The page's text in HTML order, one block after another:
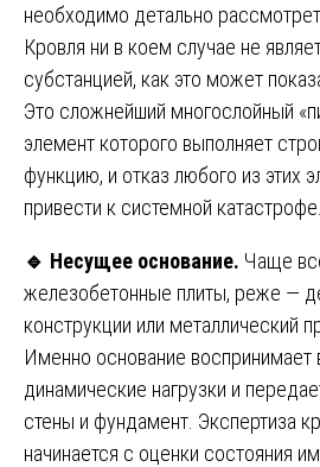
необходимо детально
Кровля ни в коем случае не
субстанцией, как это может
Это сложнейший многослойный
элемент которого выполняет
функцию, и отказ любого из этих
привести к системной катастрофе.
🔹 Несущее основание. Чаще
железобетонные плиты, реже —
конструкции или металлический
Именно основание воспринимает
динамические нагрузки и
стены и фундамент. Экспертиза
начинается с оценки состояния